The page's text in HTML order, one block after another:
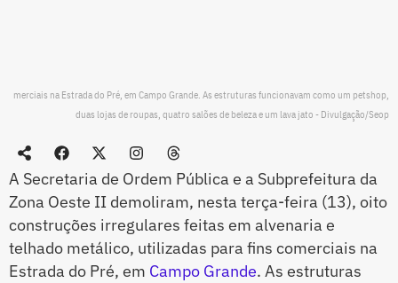
merciais na Estrada do Pré, em Campo Grande. As estruturas funcionavam como um petshop,
duas lojas de roupas, quatro salões de beleza e um lava jato - Divulgação/Seop
A Secretaria de Ordem Pública e a Subprefeitura da
Zona Oeste II demoliram, nesta terça-feira (13), oito
construções irregulares feitas em alvenaria e
telhado metálico, utilizadas para fins comerciais na
Estrada do Pré, em Campo Grande. As estruturas